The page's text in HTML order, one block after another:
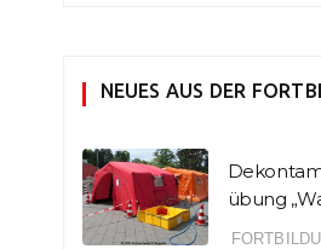
NEUES AUS DER
übung